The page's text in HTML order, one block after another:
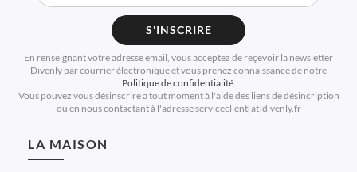
S'INSCRIRE
En renseignant votre adresse email, vous acceptez de reçevoir la newsletter
Divenly par courrier électronique et vous prenez connaissance de notre
Politique de confidentialité.
Vous pouvez vous désinscrire a tout moment à l'aide des liens de désincription
ou en nous contactant à l'adresse serviceclient[at]divenly.fr
LA MAISON